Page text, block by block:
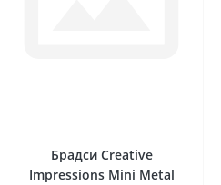
Брадси Creative
Impressions Mini Metal